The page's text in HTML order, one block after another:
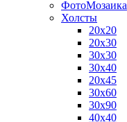
ФотоМозаика
Холсты
20х20
20х30
30х30
30х40
20х45
30х60
30х90
40х40